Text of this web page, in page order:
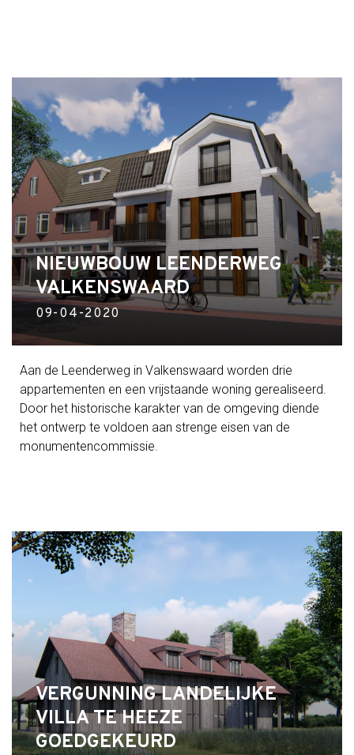
NIEUWBOUW LEENDERWEG
VALKENSWAARD
09-04-2020
Aan de Leenderweg in Valkenswaard worden drie
appartementen en een vrijstaande woning gerealiseerd.
Door het historische karakter van de omgeving diende
het ontwerp te voldoen aan strenge eisen van de
monumentencommissie.
VERGUNNING LANDELIJKE
VILLA TE HEEZE
GOEDGEKEURD